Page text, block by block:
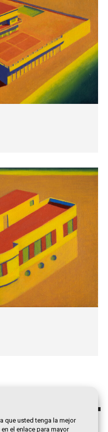
que usted tenga la mejor
el enlace para mayor